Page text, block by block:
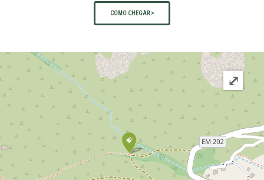
COMO CHEGAR >
⤢